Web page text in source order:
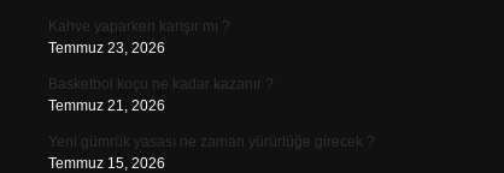
Kahve yaparken karışır mı ?
Temmuz 23, 2026
Basketbol koçu ne kadar kazanır ?
Temmuz 21, 2026
Yeni gümrük yasası ne zaman yürürlüğe girecek ?
Temmuz 15, 2026